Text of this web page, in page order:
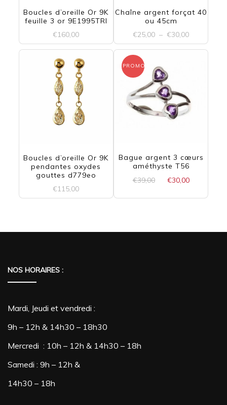
Boucles d’oreille Or 9K
feuille 3 or 9E1995TRI
€160,00
Chaîne argent forçat 40
ou 45cm
€25,00 – €30,00Plage
de
Ce
produit
a
plusieurs
variations.
options
peuvent
sur
Boucles d’oreille Or 9K
pendantes oxydes
gouttes d779eo
€115,00
PROMO !
Bague argent 3 cœurs
améthyste T56
€39,00
Le
initial
€30,00
actuel
NOS HORAIRES :
Mardi, Jeudi et vendredi :
9h – 12h & 14h30 – 18h30
Mercredi : 10h – 12h & 14h30 – 18h
Samedi : 9h – 12h &
14h30 – 18h